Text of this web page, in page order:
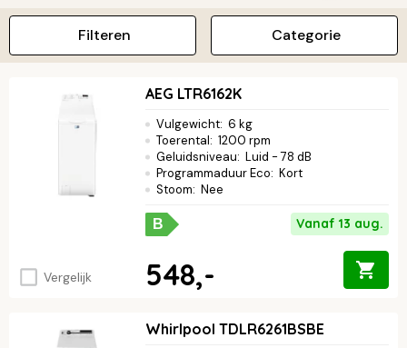
beslag, waardoor ze ideaal zijn voor kleinere woningen of als je
efficiënt met je ruimte om wilt gaan. Ze zijn ontworpen om
energiezuinig te wassen, zonder in te leveren op prestaties.Lees
Categorie
Filteren
Vergelijk
AEG LTR6162K
Vulgewicht: 6 kg
Toerental: 1200 rpm
Geluidsniveau: Luid - 78 dB
Programmaduur Eco: Kort
Stoom: Nee
B Vanaf 13 aug.
548,-
Whirlpool TDLR6261BSBE